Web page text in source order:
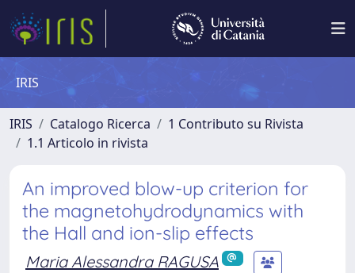
IRIS
IRIS Catalogo Ricerca
1 Contributo su Rivista
1.1 Articolo in rivista
An improved blow-up criterion for
the magnetohydrodynamics with
the Hall and ion-slip effects
Maria Alessandra RAGUSA